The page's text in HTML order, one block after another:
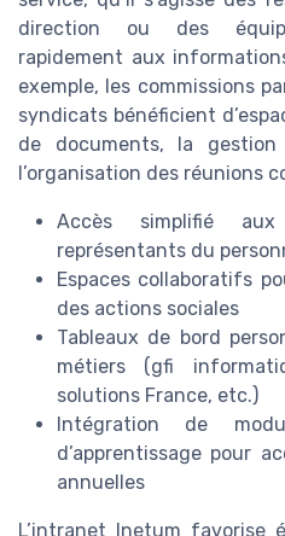
direction ou des
rapidement aux
exemple, les commissions
syndicats bénéficient
de documents, la
l’organisation des réunions
Accès simplifié
représentants du
Espaces collaboratifs
des actions sociales
Tableaux de bord
métiers (gfi
solutions France, etc.)
Intégration de
d’apprentissage pour
annuelles
L’intranet Inetum favorise